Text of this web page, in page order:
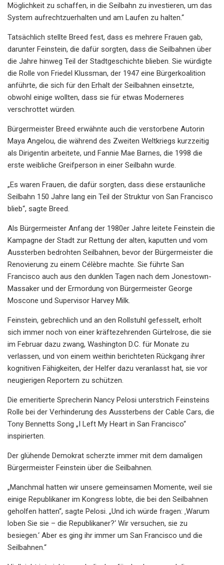
Möglichkeit zu schaffen, in die Seilbahn zu investieren, um das
System aufrechtzuerhalten und am Laufen zu halten.“
Tatsächlich stellte Breed fest, dass es mehrere Frauen gab,
darunter Feinstein, die dafür sorgten, dass die Seilbahnen über
die Jahre hinweg Teil der Stadtgeschichte blieben. Sie würdigte
die Rolle von Friedel Klussman, der 1947 eine Bürgerkoalition
anführte, die sich für den Erhalt der Seilbahnen einsetzte,
obwohl einige wollten, dass sie für etwas Moderneres
verschrottet würden.
Bürgermeister Breed erwähnte auch die verstorbene Autorin
Maya Angelou, die während des Zweiten Weltkriegs kurzzeitig
als Dirigentin arbeitete, und Fannie Mae Barnes, die 1998 die
erste weibliche Greifperson in einer Seilbahn wurde.
„Es waren Frauen, die dafür sorgten, dass diese erstaunliche
Seilbahn 150 Jahre lang ein Teil der Struktur von San Francisco
blieb“, sagte Breed.
Als Bürgermeister Anfang der 1980er Jahre leitete Feinstein die
Kampagne der Stadt zur Rettung der alten, kaputten und vom
Aussterben bedrohten Seilbahnen, bevor der Bürgermeister die
Renovierung zu einem Célèbre machte. Sie führte San
Francisco auch aus den dunklen Tagen nach dem Jonestown-
Massaker und der Ermordung von Bürgermeister George
Moscone und Supervisor Harvey Milk.
Feinstein, gebrechlich und an den Rollstuhl gefesselt, erholt
sich immer noch von einer kräftezehrenden Gürtelrose, die sie
im Februar dazu zwang, Washington D.C. für Monate zu
verlassen, und von einem weithin berichteten Rückgang ihrer
kognitiven Fähigkeiten, der Helfer dazu veranlasst hat, sie vor
neugierigen Reportern zu schützen.
Die emeritierte Sprecherin Nancy Pelosi unterstrich Feinsteins
Rolle bei der Verhinderung des Aussterbens der Cable Cars, die
Tony Bennetts Song „I Left My Heart in San Francisco“
inspirierten.
Der glühende Demokrat scherzte immer mit dem damaligen
Bürgermeister Feinstein über die Seilbahnen.
„Manchmal hatten wir unsere gemeinsamen Momente, weil sie
einige Republikaner im Kongress lobte, die bei den Seilbahnen
geholfen hatten“, sagte Pelosi. „Und ich würde fragen: ‚Warum
loben Sie sie – die Republikaner?‘ Wir versuchen, sie zu
besiegen.‘ Aber es ging ihr immer um San Francisco und die
Seilbahnen.“